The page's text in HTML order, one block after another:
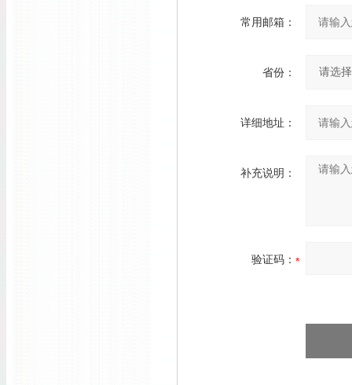
常用邮箱：
省份：
详细地址：
补充说明：
验证码：